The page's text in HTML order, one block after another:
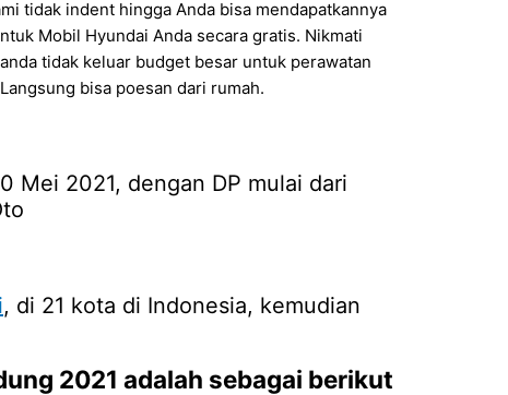
tidak indent hingga Anda bisa mendapatkannya
Mobil Hyundai Anda secara gratis. Nikmati
tidak keluar budget besar untuk perawatan
bisa poesan dari rumah.
Mei 2021, dengan DP mulai dari
, di 21 kota di Indonesia, kemudian
2021 adalah sebagai berikut